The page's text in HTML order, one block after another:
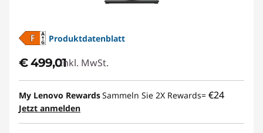
Produktdatenblatt
€ 499,01Inkl. MwSt.
My Lenovo RewardsSammeln Sie 2X Rewards= €24
Jetzt anmelden